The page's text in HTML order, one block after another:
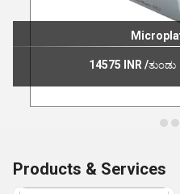
14575 INR /ತುಂಡು
Products & Services